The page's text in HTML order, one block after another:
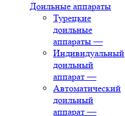
Доильные аппараты
Турецкие
доильные
аппараты —
Индивидуальный
доильный
аппарат —
Автоматический
доильный
аппарат —